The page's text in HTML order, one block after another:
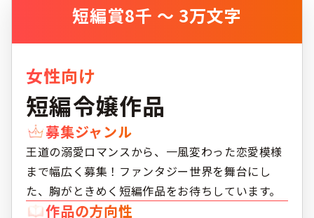
短編賞8千 〜 3万文字
女性向け
短編令嬢作品
募集ジャンル
王道の溺愛ロマンスから、一風変わった恋愛模様
まで幅広く募集！ファンタジー世界を舞台にし
た、胸がときめく短編作品をお待ちしています。
作品の方向性